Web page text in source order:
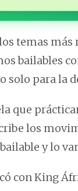
temas
bailables
solo para la
que
los
y lo
con King